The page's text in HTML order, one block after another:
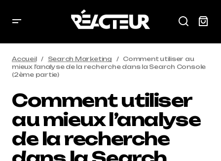
Accueil Search Marketing
Comment utiliser au
mieux l’analyse de la recherche dans la Search Console
(2ème partie)
Comment utiliser
au mieux l’analyse
de la recherche